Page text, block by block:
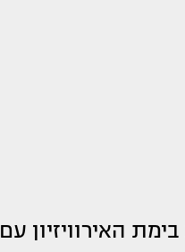
האירוויזיון עם